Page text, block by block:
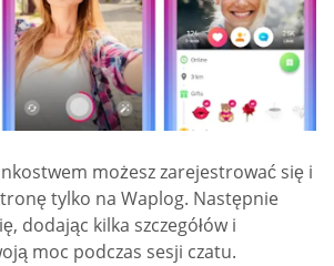
możesz zarejestrować się i
tylko na Waplog. Następnie
dodając kilka szczegółów i
moc podczas sesji czatu.